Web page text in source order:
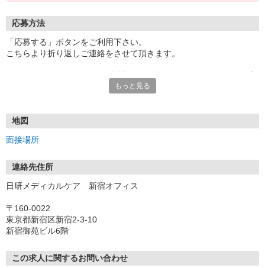
応募方法
「応募する」ボタンをご利用下さい。
こちらより折り返しご連絡をさせて頂きます。
もっと見る
地図
面接場所
連絡先住所
日研メディカルケア 新宿オフィス
〒160-0022
東京都新宿区新宿2-3-10
新宿御苑ビル6階
この求人に関するお問い合わせ